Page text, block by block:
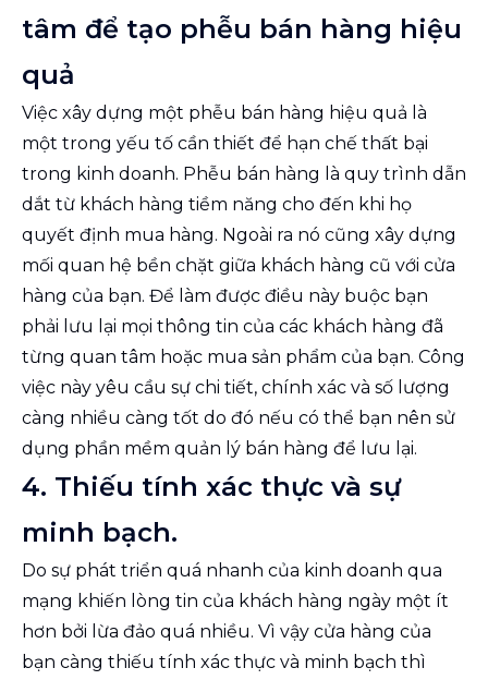
tâm để tạo phễu bán hàng hiệu
quả
Việc xây dựng một phễu bán hàng hiệu quả là
một trong yếu tố cần thiết để hạn chế thất bại
trong kinh doanh. Phễu bán hàng là quy trình dẫn
dắt từ khách hàng tiềm năng cho đến khi họ
quyết định mua hàng. Ngoài ra nó cũng xây dựng
mối quan hệ bền chặt giữa khách hàng cũ với cửa
hàng của bạn. Để làm được điều này buộc bạn
phải lưu lại mọi thông tin của các khách hàng đã
từng quan tâm hoặc mua sản phẩm của bạn. Công
việc này yêu cầu sự chi tiết, chính xác và số lượng
càng nhiều càng tốt do đó nếu có thể bạn nên sử
dụng phần mềm quản lý bán hàng để lưu lại.
4. Thiếu tính xác thực và sự
minh bạch.
Do sự phát triển quá nhanh của kinh doanh qua
mạng khiến lòng tin của khách hàng ngày một ít
hơn bởi lừa đảo quá nhiều. Vì vậy cửa hàng của
bạn càng thiếu tính xác thực và minh bạch thì